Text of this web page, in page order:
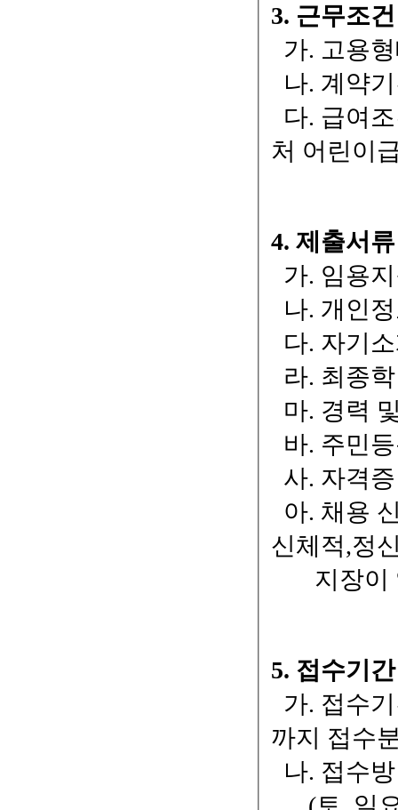
3. 근무조건
가. 고용
나. 계약
다. 급여
처 어린이
4. 제출서류
가. 임용
나. 개인
다. 자기
라. 최종
마. 경력
바. 주민
사. 자격
아. 채용
신체적,정
지장이
5. 접수기
가. 접수기
까지 접수
나. 접수